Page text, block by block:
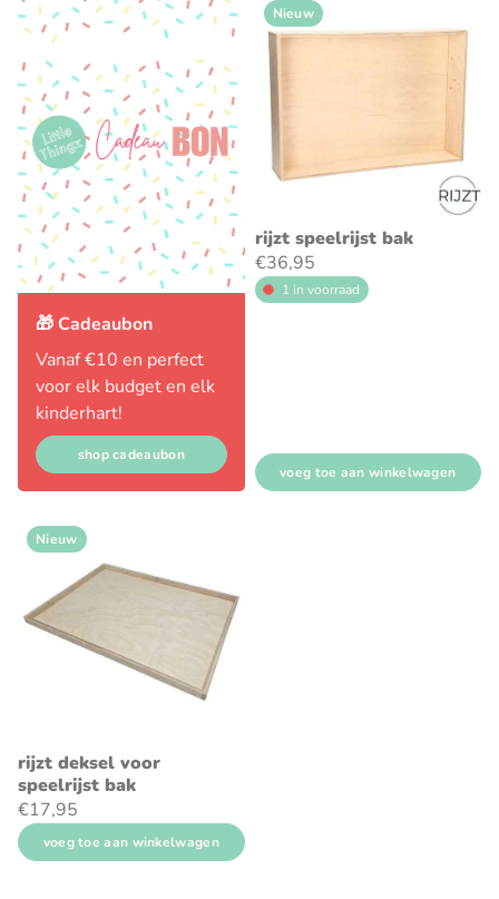
🎁 Cadeaubon
Vanaf €10 en perfect
voor elk budget en elk
kinderhart!
shop cadeaubon
Nieuw
rijzt speelrijst bak
€36,95
1 in voorraad
voeg toe aan winkelwagen
Nieuw
rijzt deksel voor
speelrijst bak
€17,95
voeg toe aan winkelwagen